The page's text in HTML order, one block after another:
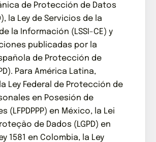
de Protección de Datos
la Ley de Servicios de la
la Información (LSSI-CE) y
publicadas por la
de Protección de
Para América Latina,
Ley Federal de Protección de
en Posesión de
(LFPDPPP) en México, la Lei
de Dados (LGPD) en
1581 en Colombia, la Ley